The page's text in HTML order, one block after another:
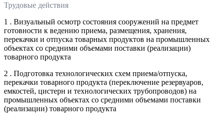
Трудовые действия
1 . Визуальный осмотр состояния сооружений на предмет
готовности к ведению приема, размещения, хранения,
перекачки и отпуска товарных продуктов на промышленных
объектах со средними объемами поставки (реализации)
товарного продукта
2 . Подготовка технологических схем приема/отпуска,
перекачки товарного продукта (переключение резервуаров,
емкостей, цистерн и технологических трубопроводов) на
промышленных объектах со средними объемами поставки
(реализации) товарного продукта